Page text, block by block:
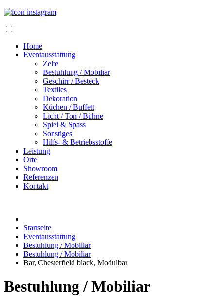
Home
Eventausstattung
Zelte
Bestuhlung / Mobiliar
Geschirr / Besteck
Textiles
Dekoration
Küchen / Buffett
Licht / Ton / Bühne
Spiel & Spass
Sonstiges
Hilfs- & Betriebsstoffe
Leistung
Orte
Showroom
Referenzen
Kontakt
Startseite
Eventausstattung
Bestuhlung / Mobiliar
Bestuhlung / Mobiliar
Bar, Chesterfield black, Modulbar
Bestuhlung / Mobiliar